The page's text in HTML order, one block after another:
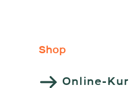
Shop
Online-